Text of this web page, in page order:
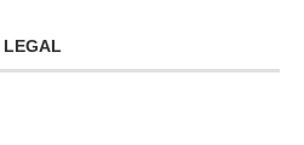
LEGAL